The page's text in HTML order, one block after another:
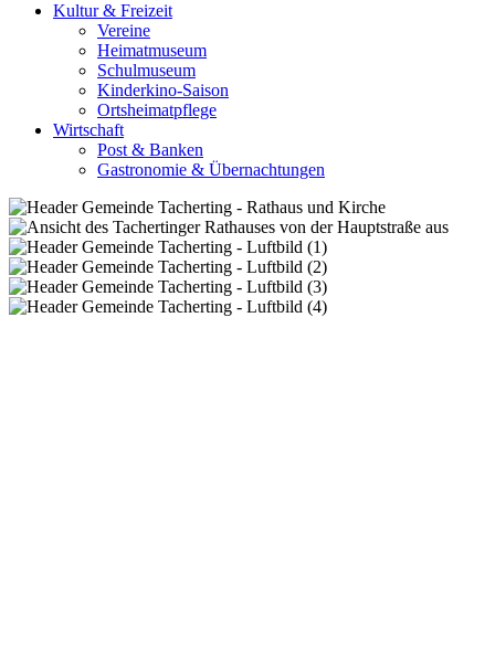
Kultur & Freizeit
Vereine
Heimatmuseum
Schulmuseum
Kinderkino-Saison
Ortsheimatpflege
Wirtschaft
Post & Banken
Gastronomie & Übernachtungen